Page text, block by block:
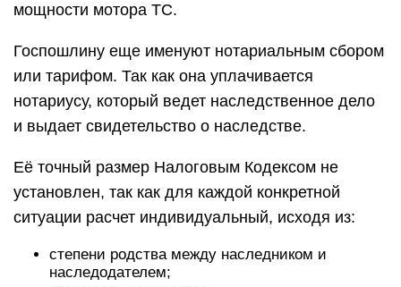
мощности мотора ТС.
Госпошлину еще именуют нотариальным сбором
или тарифом. Так как она уплачивается
нотариусу, который ведет наследственное дело
и выдает свидетельство о наследстве.
Её точный размер Налоговым Кодексом не
установлен, так как для каждой конкретной
ситуации расчет индивидуальный, исходя из:
степени родства между наследником и
наследодателем;